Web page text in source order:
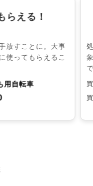
らえる！
放すことに。大事
使ってもらえるこ
用自転車